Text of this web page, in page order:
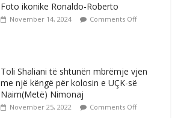
Foto ikonike Ronaldo-Roberto
November 14, 2024 Comments Off
Toli Shaliani të shtunën mbrëmje vjen
me një këngë për kolosin e UÇK-së
Naim(Metë) Nimonaj
November 25, 2022 Comments Off